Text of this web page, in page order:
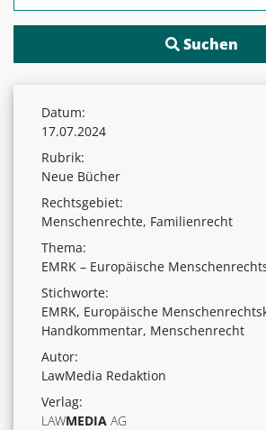
Datum:
17.07.2024
Rubrik:
Neue Bücher
Rechtsgebiet:
Menschenrechte, Familienrecht
Thema:
EMRK – Europäische
Stichworte:
EMRK, Europäische
Handkommentar, Menschenrecht
Autor:
LawMedia Redaktion
Verlag:
LAWMEDIA AG